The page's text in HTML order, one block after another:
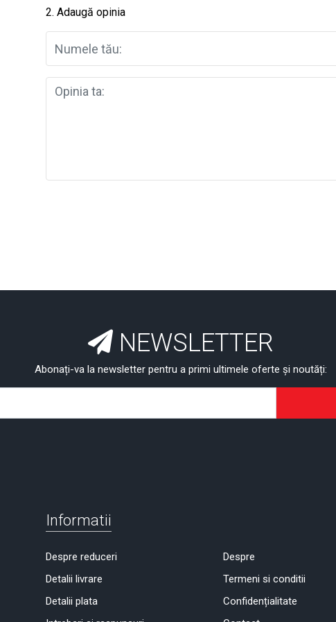
2. Adaugă opinia
NEWSLETTER
Abonați-va la newsletter pentru a primi ultimele oferte și noutăți:
Informatii
Despre reduceri
Detalii livrare
Detalii plata
Despre
Termeni si conditii
Confidențialitate